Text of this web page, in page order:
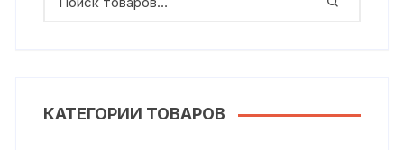
КАТЕГОРИИ ТОВАРОВ